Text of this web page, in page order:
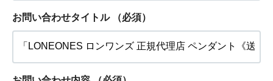
お問い合わせタイトル （必須）